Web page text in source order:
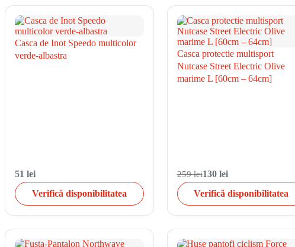
Casca de Inot Speedo multicolor
verde-albastra
51 lei
Verifică disponibilitatea
Casca protectie multisport
Nutcase Street Electric Olive
marime L [60cm – 64cm]
259 lei130 lei
Verifică disponibilitatea